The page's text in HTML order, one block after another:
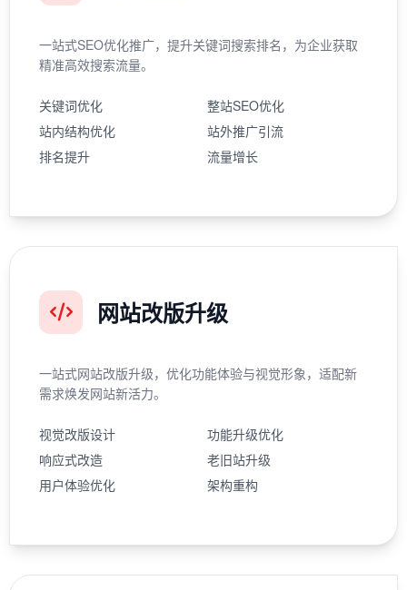
一站式SEO优化推广，提升关键词搜索排名，为企业获取
精准高效搜索流量。
关键词优化
整站SEO优化
站内结构优化
站外推广引流
排名提升
流量增长
网站改版升级
一站式网站改版升级，优化功能体验与视觉形象，适配新
需求焕发网站新活力。
视觉改版设计
功能升级优化
响应式改造
老旧站升级
用户体验优化
架构重构